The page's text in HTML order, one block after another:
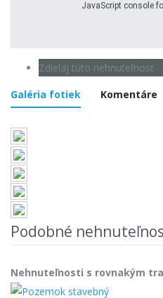
JavaScript console
Zdielaj túto nehnuteľnosť
Galéria fotiek
Komentáre
Podobné
Nehnuteľnosti s rovnakým